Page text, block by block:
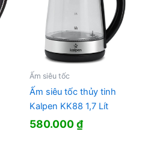
Ấm siêu tốc
Ấm siêu tốc thủy tinh
Kalpen KK88 1,7 Lít
580.000₫